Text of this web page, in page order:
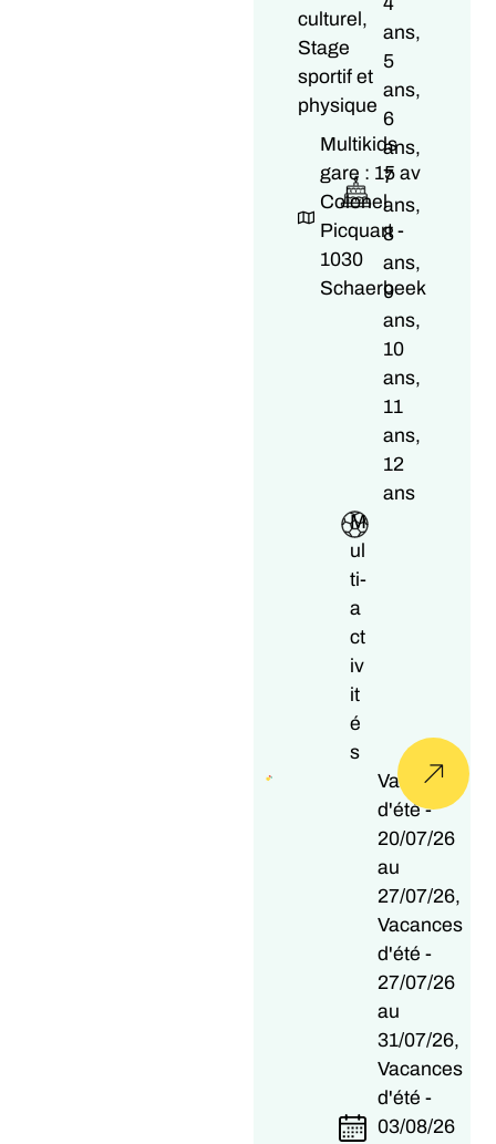
culturel,
Stage
sportif et
physique
Multikids
gare : 15 av
Colonel
Picquart -
1030
Schaerbeek
ans,
5
ans,
6
ans,
7
ans,
8
ans,
9
ans,
10
ans,
11
ans,
12
ans
M
ul
ti-
a
ct
iv
it
é
s
Vacances
d'été -
20/07/26
au
27/07/26,
Vacances
d'été -
27/07/26
au
31/07/26,
Vacances
d'été -
03/08/26